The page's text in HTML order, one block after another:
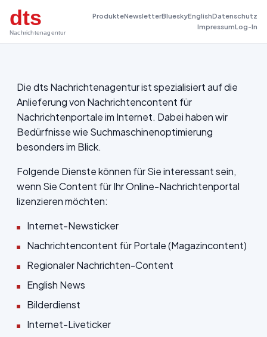
dts
Nachrichtenagentur
ProdukteNewsletterBlueskyEnglishDatenschutz
ImpressumLog-In
Die dts Nachrichtenagentur ist spezialisiert auf die
Anlieferung von Nachrichtencontent für
Nachrichtenportale im Internet. Dabei haben wir
Bedürfnisse wie Suchmaschinenoptimierung
besonders im Blick.
Folgende Dienste können für Sie interessant sein,
wenn Sie Content für Ihr Online-Nachrichtenportal
lizenzieren möchten:
Internet-Newsticker
Nachrichtencontent für Portale (Magazincontent)
Regionaler Nachrichten-Content
English News
Bilderdienst
Internet-Liveticker